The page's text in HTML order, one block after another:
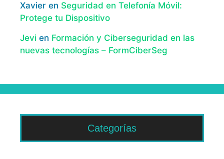
Xavier en Seguridad en Telefonía Móvil:
Protege tu Dispositivo
Jevi en Formación y Ciberseguridad en las
nuevas tecnologías – FormCiberSeg
Categorías